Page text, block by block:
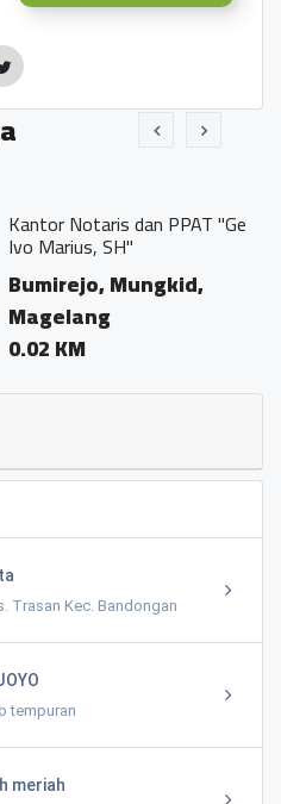
Notaris dan PPAT "Georgius
SH"
Mungkid,
Trasan Kec. Bandongan
tempuran
meriah